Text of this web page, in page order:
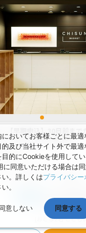
早期申込】30日前まで
ッド）(1名～2名1室)
食事なし
ベッド】幅100cm×長さ
バス トイレ 禁煙
税込
基本代金合計
(おとな2名 こど
おいてお客様ごとに最適
及び当社サイト外で最適
的にCookieを使用してい
に同意いただける場合は
。詳しくはプライバシー
。
意しない 同意する